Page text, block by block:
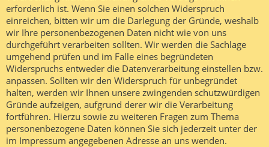
erforderlich ist. Wenn Sie einen solchen Widerspruch
einreichen, bitten wir um die Darlegung der Gründe, weshalb
wir Ihre personenbezogenen Daten nicht wie von uns
durchgeführt verarbeiten sollten. Wir werden die Sachlage
umgehend prüfen und im Falle eines begründeten
Widerspruchs entweder die Datenverarbeitung einstellen bzw.
anpassen. Sollten wir den Widerspruch für unbegründet
halten, werden wir Ihnen unsere zwingenden schutzwürdigen
Gründe aufzeigen, aufgrund derer wir die Verarbeitung
fortführen. Hierzu sowie zu weiteren Fragen zum Thema
personenbezogene Daten können Sie sich jederzeit unter der
im Impressum angegebenen Adresse an uns wenden.